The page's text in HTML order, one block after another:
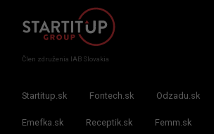
Člen združenia IAB Slovakia
Startitup.sk Fontech.sk Odzadu.sk
Emefka.sk Receptik.sk Femm.sk